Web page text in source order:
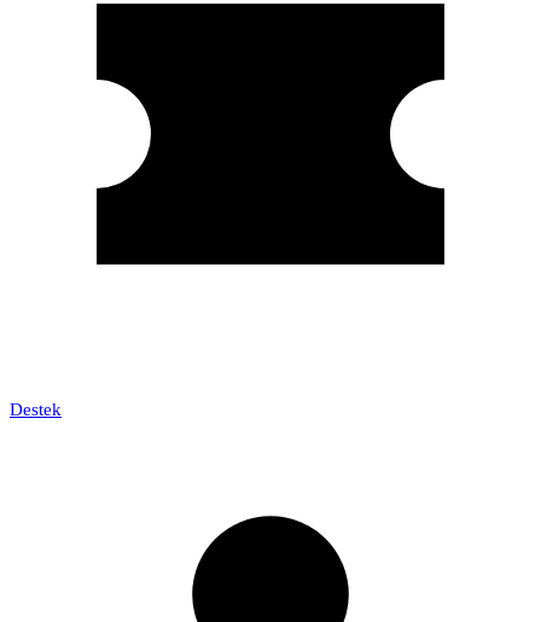
Destek